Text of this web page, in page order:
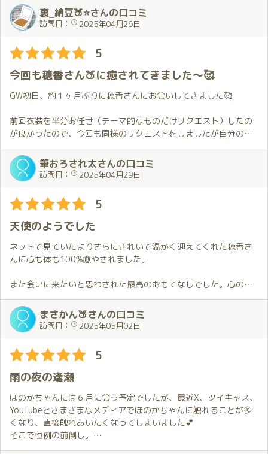
(追伸)
お店には川崎駅から送迎車を利用しているのですが、運転手さん
が「桜のトンネルがきれいですよ🌸」と教えてくれて、つかの間
の花見を楽しみました。
安全運転で寡黙な方が多いですが、時々いい情報を教えてくれた
りするので、移動中が少し楽しみだったりしてます。
そのような状況で前回と同じく最初の場所から移動出来ないま
ま…となったことと時間を贅沢に使えることから普段とは異なる
お願いをしました。
時間をかけてゆっくり進めてくれる穂香さんの対応と初めてお願
いしたことが私に合っていて非常に素晴らしい体験でした。
これまで感じたことのない気持ち良さと幸せな感覚に包まれて本
当に楽しかった…
普段の王道的な感じも今回お願いした内容もとても良くて優劣が
とになりそうです。
2枠でお願いしたこと自体はあるのですが琥珀での2枠は初めてで
した。
豪華なお部屋で穂香さんを傍に感じながらゆっくり過ごすことが
出来てとても幸せな時間でした。
2枠にしていただけたことで初めて経験する楽しさも感じられ非常
に良かったです。
時間が取れるときには2枠でお伺いする機会をまた作りたいと思い
ます。
5月の予定もお伝えすることが出来たので次にお会い出来る日を楽
能し心地良さと安心感をいただき穏やかな時間を過ごすことがで
きました。ありがとうございます！
神社で参拝して第〇京浜道路脇の🌺を鑑賞しながらYou Tube で観
たとおりの高級な玄関口へ
スタッフさんのさりげない対応にも高級感をいただきました。自
身G.W.唯一満喫できた日になりました。
裏_納豆🍑⭐さんの口コミ
訪問日： 2025年04月26日
5
今回も穂香さん🍑に癒されてきました～🥰
GW初日、約１ヶ月ぶりに穂香さんにお会いしてきました🥰
前回衣装を半分お任せ（テーマ的なものだけリクエスト）したの
が良かったので、今回も同様のリクエストをしましたが自分の想
像をはるかに超える姿で出迎えにいらした時はドキドキしちゃい
ました😍。
ただ、目のやり場に困ってしまいましたが…😳。
お部屋に入ってのハグから始まるプレイの詳細は恥ずかしいので
控えますが、同じプレイ内容でもお会いする回数が増える度によ
り自分好みになっている気がしました😂。
自分的には穂香さんのSNS等で発信しているイメージとお部屋の
中でイチャイチャしている時の穂香さんのギャップに益々興奮し
ただ２回目のチャレンジでは自分の不甲斐なさのせいで穂香さん
に御迷惑を掛けてしまいましたが…😭。
また、お会いする度に自分の事を知ってくれようとしてくれる事
が穂香さんの端々から感じられて、穂香さんとの距離が縮まった
気がして嬉しい気持ちになりました😆。
次にお会いするお約束はしてあるので、今からお会い出来るのが
楽しみです🤩。
筆おろされ太さんの口コミ
訪問日： 2025年04月29日
5
天使のようでした
ネットで見ていたよりさらにきれいで温かく迎えてくれた穂香さ
んに心も体も100%癒やされました。
また会いに来たいと思わされた最高のおもてなしでした。心の中
に自分で立てたハードルに邪魔されないでそのハードルを片付け
て踏み出すことがとても大切と実感しました。
まさかん🍑さんの口コミ
訪問日： 2025年05月02日
5
雨の夜の逢瀬
ほのかちゃんには６月に会う予定でしたが、最近X、ツイキャス、
YouTubeとさまざまなメディアでほのかちゃんに触れることが多
くなり、直接触れあいたくなってしまいました💕
そこで恒例の前倒し。